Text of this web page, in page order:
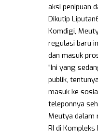
aksi penipuan
Dikutip
Komdigi,
regulasi baru
dan masuk
“Ini yang
publik,
masuk ke
teleponnya
Meutya dalam
RI di Kompleks